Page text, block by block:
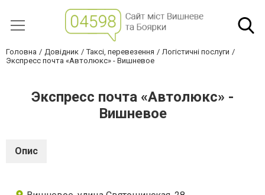
Головна Довідник Таксі, перевезення
Логістичні послуги
Экспресс почта «Автолюкс» - Вишневое
Экспресс почта «Автолюкс» -
Вишневое
Опис